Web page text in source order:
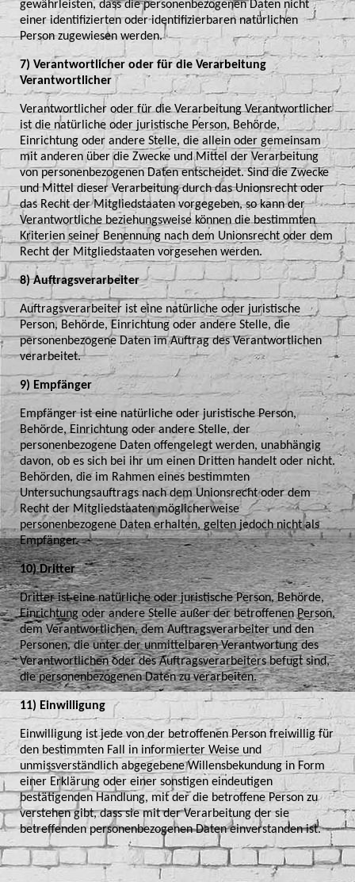
gewährleisten, dass die personenbezogenen Daten nicht
einer identifizierten oder identifizierbaren natürlichen
Person zugewiesen werden.
7) Verantwortlicher oder für die Verarbeitung
Verantwortlicher
Verantwortlicher oder für die Verarbeitung Verantwortlicher
ist die natürliche oder juristische Person, Behörde,
Einrichtung oder andere Stelle, die allein oder gemeinsam
mit anderen über die Zwecke und Mittel der Verarbeitung
von personenbezogenen Daten entscheidet. Sind die Zwecke
und Mittel dieser Verarbeitung durch das Unionsrecht oder
das Recht der Mitgliedstaaten vorgegeben, so kann der
Verantwortliche beziehungsweise können die bestimmten
Kriterien seiner Benennung nach dem Unionsrecht oder dem
Recht der Mitgliedstaaten vorgesehen werden.
8) Auftragsverarbeiter
Auftragsverarbeiter ist eine natürliche oder juristische
Person, Behörde, Einrichtung oder andere Stelle, die
personenbezogene Daten im Auftrag des Verantwortlichen
verarbeitet.
9) Empfänger
Empfänger ist eine natürliche oder juristische Person,
Behörde, Einrichtung oder andere Stelle, der
personenbezogene Daten offengelegt werden, unabhängig
davon, ob es sich bei ihr um einen Dritten handelt oder nicht.
Behörden, die im Rahmen eines bestimmten
Untersuchungsauftrags nach dem Unionsrecht oder dem
Recht der Mitgliedstaaten möglicherweise
personenbezogene Daten erhalten, gelten jedoch nicht als
Empfänger.
10) Dritter
Dritter ist eine natürliche oder juristische Person, Behörde,
Einrichtung oder andere Stelle außer der betroffenen Person,
dem Verantwortlichen, dem Auftragsverarbeiter und den
Personen, die unter der unmittelbaren Verantwortung des
Verantwortlichen oder des Auftragsverarbeiters befugt sind,
die personenbezogenen Daten zu verarbeiten.
11) Einwilligung
Einwilligung ist jede von der betroffenen Person freiwillig für
den bestimmten Fall in informierter Weise und
unmissverständlich abgegebene Willensbekundung in Form
einer Erklärung oder einer sonstigen eindeutigen
bestätigenden Handlung, mit der die betroffene Person zu
verstehen gibt, dass sie mit der Verarbeitung der sie
betreffenden personenbezogenen Daten einverstanden ist.